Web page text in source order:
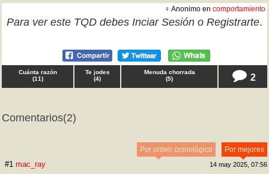
♀ Anonimo en comportamiento
Para ver este TQD debes Inciar Sesión o Registrarte.
Cuánta razón
(11)
Te jodes
(4)
Menuda chorrada
(5) 2
Comentarios(2)
Por mejores
Por orden cronológico
#1 mac_ray 14 may 2025, 07:56